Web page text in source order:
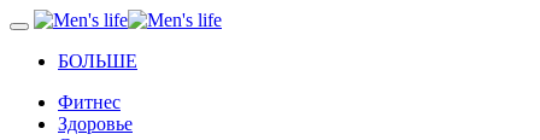
БОЛЬШЕ
Фитнес
Здоровье